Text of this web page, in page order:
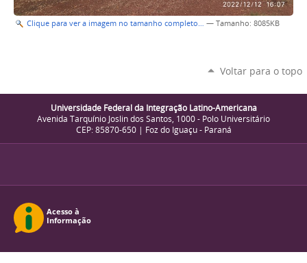
Clique para ver a imagem no tamanho completo… — Tamanho: 8085KB
Voltar para o topo
Universidade Federal da Integração Latino-Americana
Avenida Tarquínio Joslin dos Santos, 1000 - Polo Universitário
CEP: 85870-650 | Foz do Iguaçu - Paraná